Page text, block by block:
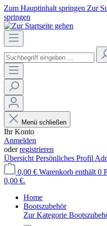
Zum Hauptinhalt springen Zur
springen
Menü schließen
Ihr Konto
Anmelden
oderregistrieren
Übersicht Persönliches Profil
0,00 € Warenkorb enthält 0
0,00 €.
Home
Bootszubehör
Zur Kategorie